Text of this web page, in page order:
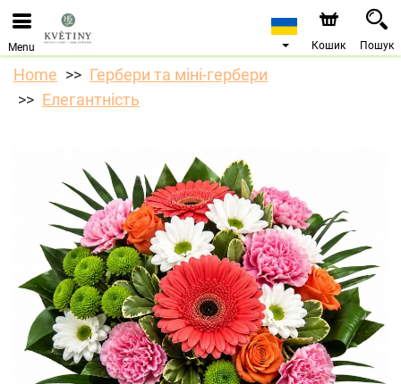
Ми приймаємо замовлення через наш інтернет-
магазин. Найближча можлива дата доставки —
10.08.2026 у зв’язку з відпусткою.
Menu Кошик Пошук
Home
Гербери та міні-гербери
Елегантність